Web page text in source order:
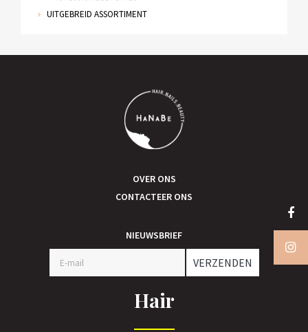
UITGEBREID ASSORTIMENT
OVER ONS
CONTACTEER ONS
NIEUWSBRIEF
VERZENDEN
Hair